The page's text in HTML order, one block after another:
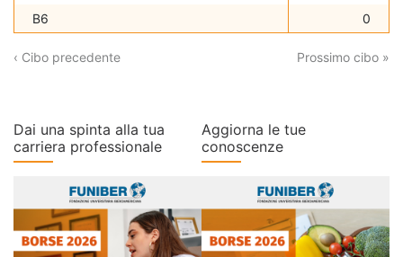
B6
0
‹ Cibo precedente Prossimo cibo »
Dai una spinta alla tua
carriera professionale
Aggiorna le tue
conoscenze